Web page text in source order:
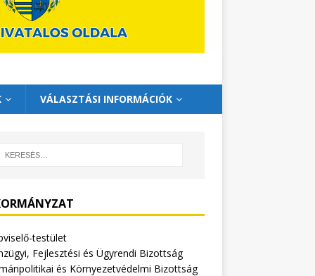
VÁLASZTÁSI INFORMÁCIÓK
testület
Fejlesztési és Ügyrendi Bizottság
és Környezetvédelmi Bizottság